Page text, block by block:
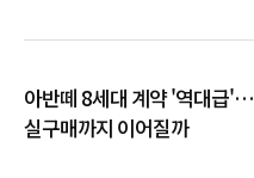
아반떼 8세대 계약 '역대급'…
실구매까지 이어질까